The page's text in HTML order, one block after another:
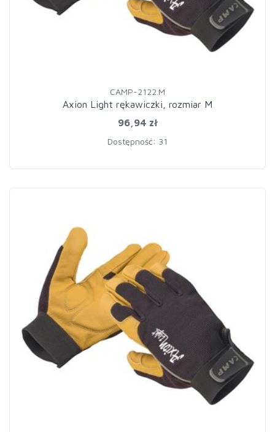
CAMP-2122.M
Axion Light rękawiczki, rozmiar M
96,94 zł
Dostępność: 31